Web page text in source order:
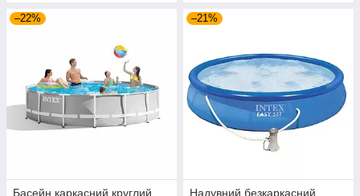
–22%
Басейн каркасний круглий
–21%
Надувний безкаркасний